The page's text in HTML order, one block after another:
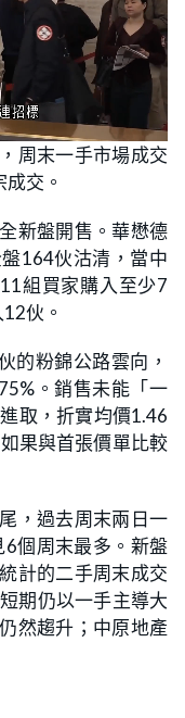
周末一手市場成交
交。
新盤開售。華懋德
164伙沽清，當中
組買家購入至少7
伙。
的粉錦公路雲向，
。銷售未能「一
取，折實均價1.46
果與首張價單比較
，過去周末兩日一
個周末最多。新盤
計的二手周末成交
期仍以一手主導大
然趨升；中原地產